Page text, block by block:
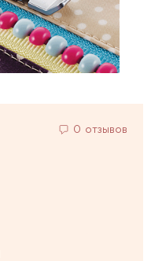
0 отзывов